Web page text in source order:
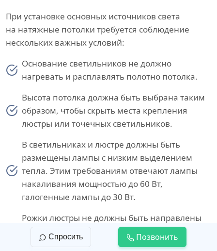
При установке основных источников света
на натяжные потолки требуется соблюдение
нескольких важных условий:
Основание светильников не должно
нагревать и расплавлять полотно потолка.
Высота потолка должна быть выбрана таким
образом, чтобы скрыть места крепления
люстры или точечных светильников.
В светильниках и люстре должны быть
размещены лампы с низким выделением
тепла. Этим требованиям отвечают лампы
накаливания мощностью до 60 Вт,
галогенные лампы до 30 Вт.
Рожки люстры не должны быть направлены
в сторону потолка, чтобы избежать точечного
воздействия источника света на полотно.
Спросить Позвонить